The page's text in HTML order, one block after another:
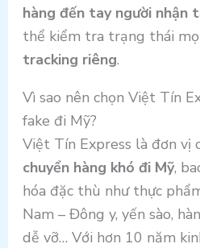
hàng đến tay người nhận
thể kiểm tra trạng thái
tracking riêng.
Vì sao nên chọn Việt Tín
fake đi Mỹ?
Việt Tín Express là đơn vị
chuyển hàng khó đi Mỹ,
hóa đặc thù như thực
Nam – Đông y, yến sào,
dễ vỡ… Với hơn 10 năm